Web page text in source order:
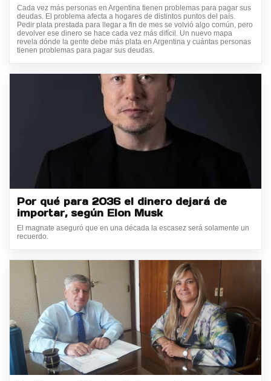
Cada vez más personas en Argentina tienen problemas para pagar sus
deudas. El problema afecta a hogares de distintos puntos del país.
Pedir plata prestada para llegar a fin de mes se volvió algo común, pero
devolver ese dinero se hace cada vez más difícil. Un nuevo mapa
revela dónde la gente debe más plata en Argentina y cuántas personas
tienen problemas para pagar sus deudas.
Por qué para 2036 el dinero dejará de
importar, según Elon Musk
El magnate aseguró que en una década la escasez será solamente un
recuerdo.